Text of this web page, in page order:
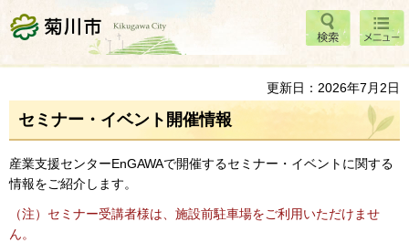
菊川市 検索
メニ
ュー
更新日：2026年7月2日
セミナー・イベント開催情報
産業支援センターEnGAWAで開催するセミナー・イベントに関する
情報をご紹介します。
（注）セミナー受講者様は、施設前駐車場をご利用いただけませ
ん。